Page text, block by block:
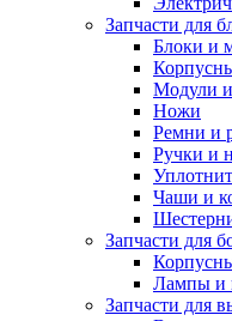
Запчасти для
Блоки и
Модули
Ножи
Ремни и
Ручки и
Чаши и
Запчасти для
Лампы и
Запчасти для